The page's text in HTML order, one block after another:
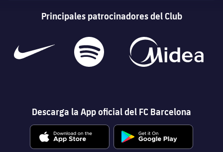
Principales patrocinadores del Club
Descarga la App oficial del FC Barcelona